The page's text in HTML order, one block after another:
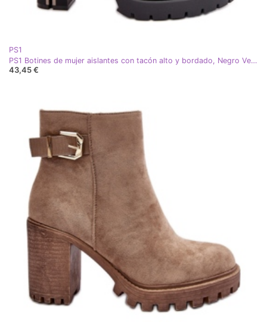
PS1
PS1 Botines de mujer aislantes con tacón alto y bordado, Negro Verissae
43,45 €